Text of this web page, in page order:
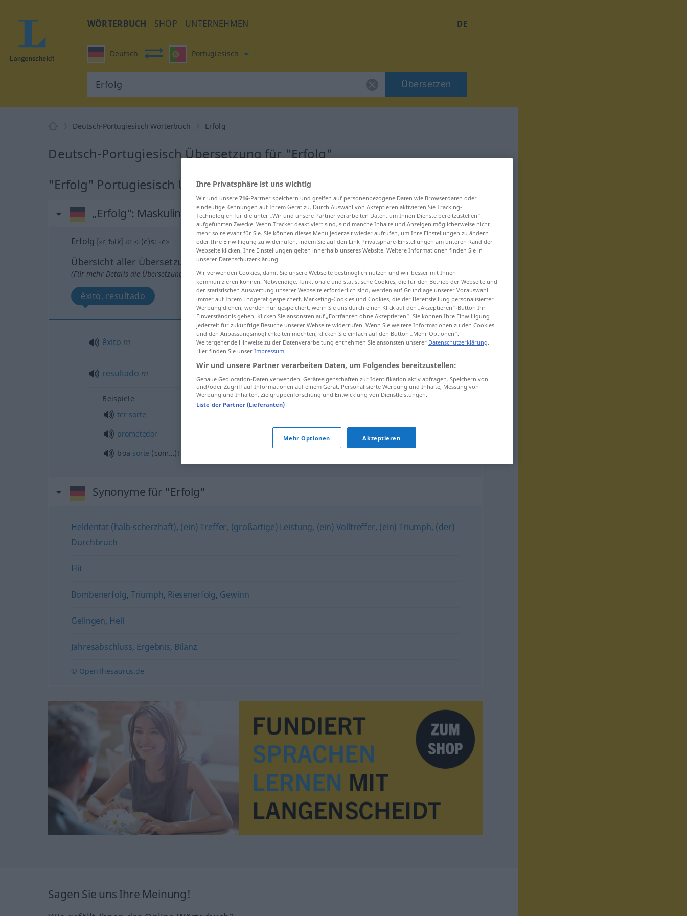
WÖRTERBUCH SHOP UNTERNEHMEN DE
Deutsch Portugiesisch
Übersetzen
Deutsch-Portugiesisch Wörterbuch Erfolg
Deutsch-Portugiesisch Übersetzung für "Erfolg"
"Erfolg" Portugiesisch Übersetzung
„Erfolg“: Maskulinum
Erfolg [ɛrˈfɔlk] m <-(e)s; -e>
Übersicht aller Übersetzungen
(Für mehr Details die Übersetzung anklicken/antippen)
êxito, resultado
êxito m Erfolg
resultado m
Beispiele
ter sorte
prometedor
boa sorte (com…)!
Synonyme für "Erfolg"
Heldentat (halb-scherzhaft), (ein) Treffer, (großartige) Leistung, (ein) Volltreffer, (ein) Triumph, (der)
Durchbruch
Hit
Bombenerfolg, Triumph, Riesenerfolg, Gewinn
Gelingen, Heil
Jahresabschluss, Ergebnis, Bilanz
© OpenThesaurus.de
Sagen Sie uns Ihre Meinung!
Ihre Privatsphäre ist uns wichtig
Wir und unsere 716-Partner speichern und greifen auf personenbezogene Daten wie Browserdaten oder
eindeutige Kennungen auf Ihrem Gerät zu. Durch Auswahl von Akzeptieren aktivieren Sie Tracking-
Technologien für die unter „Wir und unsere Partner verarbeiten Daten, um Ihnen Dienste bereitzustellen“
aufgeführten Zwecke. Wenn Tracker deaktiviert sind, sind manche Inhalte und Anzeigen möglicherweise nicht
mehr so relevant für Sie. Sie können dieses Menü jederzeit wieder aufrufen, um Ihre Einstellungen zu ändern
oder Ihre Einwilligung zu widerrufen, indem Sie auf den Link Privatsphäre-Einstellungen am unteren Rand der
Webseite klicken. Ihre Einstellungen gelten innerhalb unseres Website. Weitere Informationen finden Sie in
unserer Datenschutzerklärung.
Wir verwenden Cookies, damit Sie unsere Webseite bestmöglich nutzen und wir besser mit Ihnen
kommunizieren können. Notwendige, funktionale und statistische Cookies, die für den Betrieb der Webseite und
der statistischen Auswertung unserer Webseite erforderlich sind, werden auf Grundlage unserer Vorauswahl
immer auf Ihrem Endgerät gespeichert. Marketing-Cookies und Cookies, die der Bereitstellung personalisierter
Werbung dienen, werden nur gespeichert, wenn Sie uns durch einen Klick auf den „Akzeptieren“-Button Ihr
Einverständnis geben. Klicken Sie ansonsten auf „Fortfahren ohne Akzeptieren“. Sie können Ihre Einwilligung
jederzeit für zukünftige Besuche unserer Webseite widerrufen. Wenn Sie weitere Informationen zu den Cookies
und den Anpassungsmöglichkeiten möchten, klicken Sie einfach auf den Button „Mehr Optionen“.
Weitergehende Hinweise zu der Datenverarbeitung entnehmen Sie ansonsten unserer Datenschutzerklärung.
Hier finden Sie unser Impressum.
Wir und unsere Partner verarbeiten Daten, um Folgendes bereitzustellen:
Genaue Geolocation-Daten verwenden. Geräteeigenschaften zur Identifikation aktiv abfragen. Speichern von
und/oder Zugriff auf Informationen auf einem Gerät. Personalisierte Werbung und Inhalte, Messung von
Werbung und Inhalten, Zielgruppenforschung und Entwicklung von Dienstleistungen.
Liste der Partner (Lieferanten)
Mehr Optionen Akzeptieren